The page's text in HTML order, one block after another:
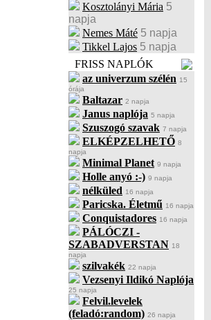
Kosztolányi Mária 5
napja
Nemes Máté 5 napja
Tikkel Lajos 5 napja
FRISS NAPLÓK
az univerzum szélén 15
órája
Baltazar 2 napja
Janus naplója 5 napja
Szuszogó szavak 7 napja
ELKÉPZELHETŐ 8
napja
Minimal Planet 9 napja
Holle anyó :-) 9 napja
nélküled 16 napja
Paricska. Életmű 16 napja
Conquistadores 16 napja
PÁLÓCZI -
SZABADVERSTAN 18
napja
szilvakék 22 napja
Vezsenyi Ildikó Naplója
25 napja
Felvil.levelek
(feladó:random) 26 napja